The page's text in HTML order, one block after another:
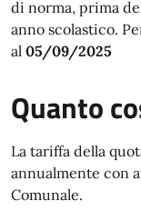
di norma, prima
anno scolastico.
al 05/09/2025
Quanto
La tariffa della
annualmente con
Comunale.